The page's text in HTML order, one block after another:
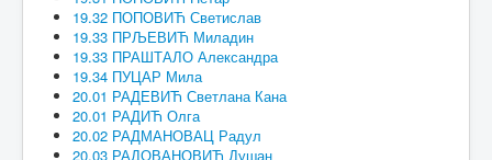
19.32 ПОПОВИЋ Светислав
19.33 ПРЉЕВИЋ Миладин
19.33 ПРАШТАЛО Александра
19.34 ПУЦАР Мила
20.01 РАДЕВИЋ Светлана Кана
20.01 РАДИЋ Олга
20.02 РАДМАНОВАЦ Радул
20.03 РАДОВАНОВИЋ Душан